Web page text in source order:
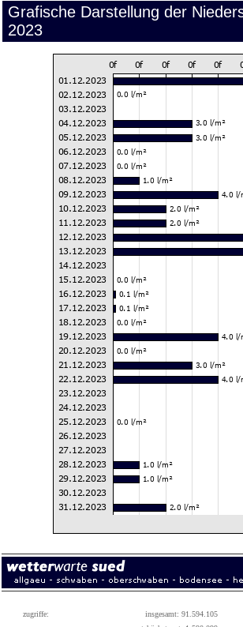
Grafische Darstellung der
2023
zugriffe: insgesamt: 91.594.105